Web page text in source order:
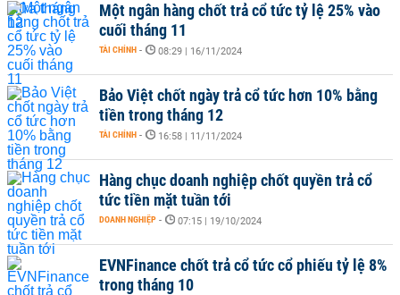
Một ngân hàng chốt trả cổ tức tỷ lệ 25% vào
cuối tháng 11
TÀI CHÍNH - 08:29 | 16/11/2024
Bảo Việt chốt ngày trả cổ tức hơn 10% bằng
tiền trong tháng 12
TÀI CHÍNH - 16:58 | 11/11/2024
Hàng chục doanh nghiệp chốt quyền trả cổ
tức tiền mặt tuần tới
DOANH NGHIỆP - 07:15 | 19/10/2024
EVNFinance chốt trả cổ tức cổ phiếu tỷ lệ 8%
trong tháng 10